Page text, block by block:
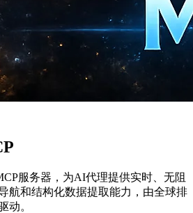
服务器，为AI代理提供实时、无阻
航和结构化数据提取能力，由全球排
动。